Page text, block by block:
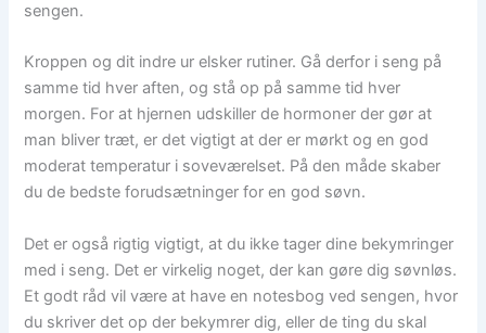
sengen.
Kroppen og dit indre ur elsker rutiner. Gå derfor i seng på
samme tid hver aften, og stå op på samme tid hver
morgen. For at hjernen udskiller de hormoner der gør at
man bliver træt, er det vigtigt at der er mørkt og en god
moderat temperatur i soveværelset. På den måde skaber
du de bedste forudsætninger for en god søvn.
Det er også rigtig vigtigt, at du ikke tager dine bekymringer
med i seng. Det er virkelig noget, der kan gøre dig søvnløs.
Et godt råd vil være at have en notesbog ved sengen, hvor
du skriver det op der bekymrer dig, eller de ting du skal